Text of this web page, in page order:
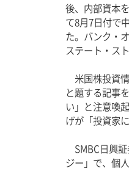
後、内部資本
て8月7日付で
た。バンク・
ステート・ス
米国株投資情
と題する記事
い」と注意喚
げが「投資家
SMBC日興証
ジー」で、個